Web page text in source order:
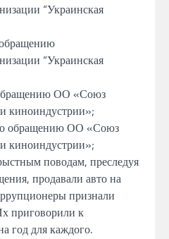
“Украинская
“Украинская
ОО «Союз
киноиндустрии»;
обращению ОО «Союз
киноиндустрии»;
поводам, преследуя
продавали авто на
признали
приговорили к
год для каждого.